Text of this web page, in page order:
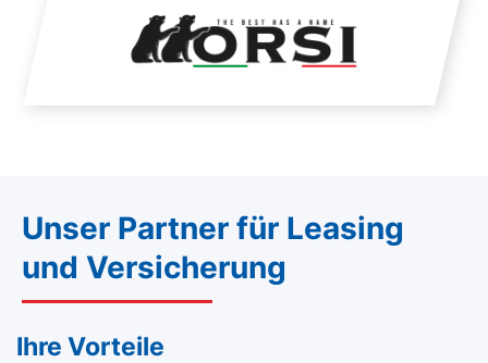
Unser Partner für Leasing
und Versicherung
Ihre Vorteile